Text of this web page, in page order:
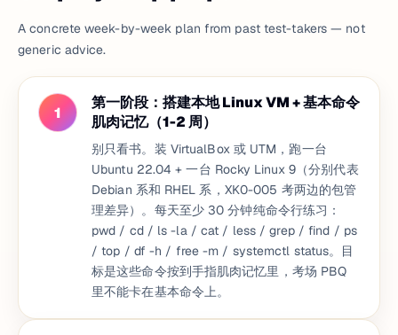
A concrete week-by-week plan from past test-takers — not
generic advice.
1
第一阶段：搭建本地 Linux VM + 基本命令
肌肉记忆（1-2 周）
别只看书。装 VirtualBox 或 UTM，跑一台
Ubuntu 22.04 + 一台 Rocky Linux 9（分别代表
Debian 系和 RHEL 系，XK0-005 考两边的包管
理差异）。每天至少 30 分钟纯命令行练习：
pwd / cd / ls -la / cat / less / grep / find / ps
/ top / df -h / free -m / systemctl status。目
标是这些命令按到手指肌肉记忆里，考场 PBQ
里不能卡在基本命令上。